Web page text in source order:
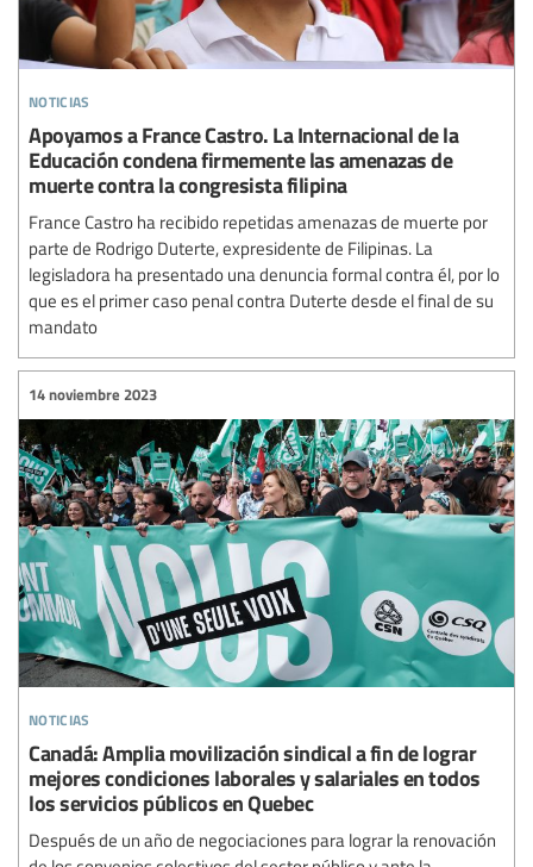
noticias
Apoyamos a France Castro. La Internacional de la
Educación condena firmemente las amenazas de
muerte contra la congresista filipina
France Castro ha recibido repetidas amenazas de muerte por
parte de Rodrigo Duterte, expresidente de Filipinas. La
legisladora ha presentado una denuncia formal contra él, por lo
que es el primer caso penal contra Duterte desde el final de su
mandato
noticias
14 noviembre 2023
Canadá: Amplia movilización sindical a fin de lograr
mejores condiciones laborales y salariales en todos
los servicios públicos en Quebec
Después de un año de negociaciones para lograr la renovación